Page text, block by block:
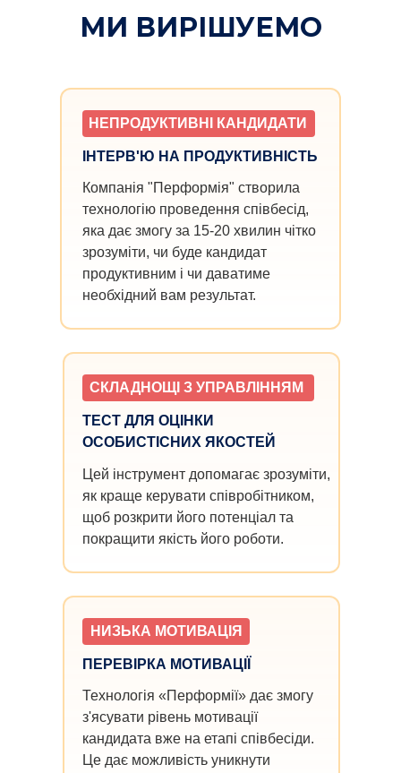
МИ ВИРІШУЕМО
ІНТЕРВ'Ю НА ПРОДУКТИВНІСТЬ
Компанія "Перформія" створила
технологію проведення співбесід,
яка дає змогу за 15-20 хвилин чітко
зрозуміти, чи буде кандидат
продуктивним і чи даватиме
необхідний вам результат.
ТЕСТ ДЛЯ ОЦІНКИ
ОСОБИСТІСНИХ ЯКОСТЕЙ
Цей інструмент допомагає зрозуміти,
як краще керувати співробітником,
щоб розкрити його потенціал та
покращити якість його роботи.
ПЕРЕВІРКА МОТИВАЦІЇ
Технологія «Перформії» дає змогу
з'ясувати рівень мотивації
кандидата вже на етапі співбесіди.
Це дає можливість уникнути
НИЗЬКА МОТИВАЦІЯ
СКЛАДНОЩІ З УПРАВЛІННЯМ
НЕПРОДУКТИВНІ КАНДИДАТИ